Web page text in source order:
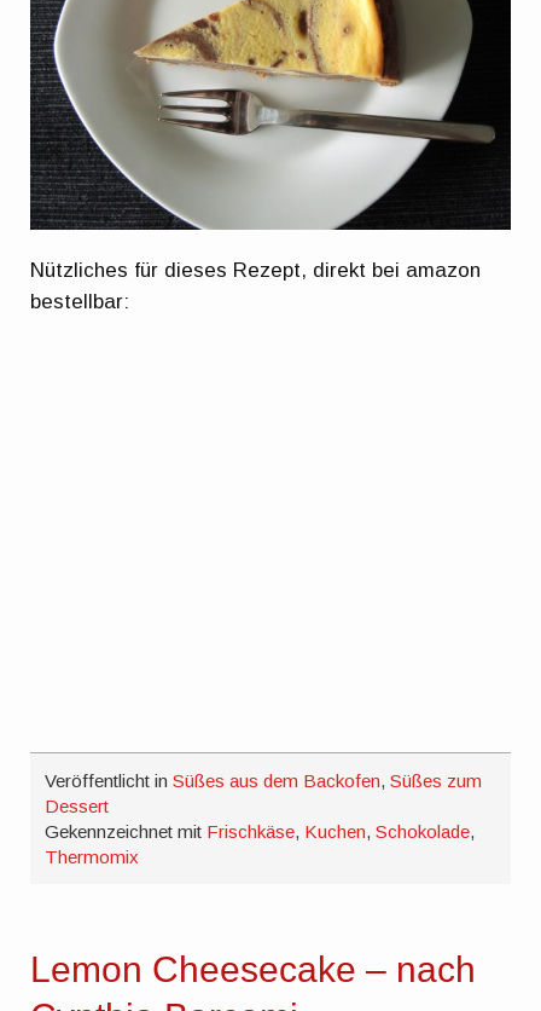
Nützliches für dieses Rezept, direkt bei amazon
bestellbar:
Veröffentlicht inSüßes aus dem Backofen,Süßes zum
Dessert
Gekennzeichnet mit Frischkäse, Kuchen,Schokolade,
Thermomix
Lemon Cheesecake – nach